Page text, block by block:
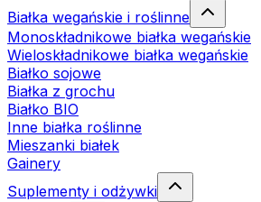
Białka wegańskie i roślinne
Monoskładnikowe białka wegańskie
Wieloskładnikowe białka wegańskie
Białko sojowe
Białka z grochu
Białko BIO
Inne białka roślinne
Mieszanki białek
Gainery
Suplementy i odżywki